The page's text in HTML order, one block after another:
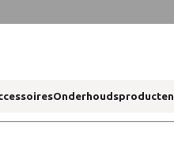
Onderhoudsproducten